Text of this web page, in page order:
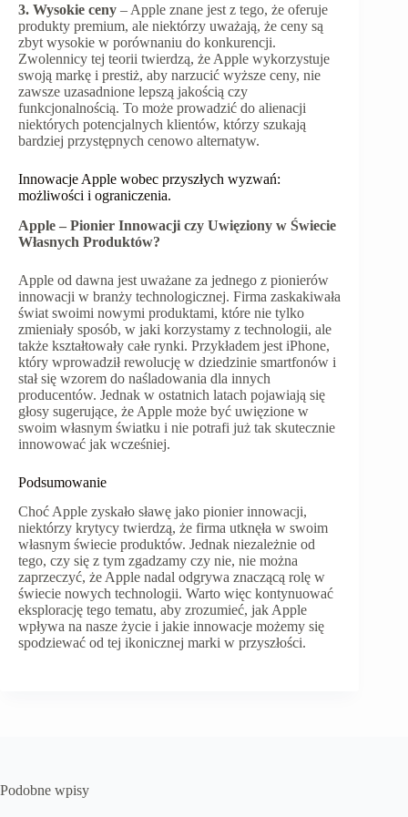
3. Wysokie ceny – Apple znane jest z tego, że oferuje
produkty premium, ale niektórzy uważają, że ceny są
zbyt wysokie w porównaniu do konkurencji.
Zwolennicy tej teorii twierdzą, że Apple wykorzystuje
swoją markę i prestiż, aby narzucić wyższe ceny, nie
zawsze uzasadnione lepszą jakością czy
funkcjonalnością. To może prowadzić do alienacji
niektórych potencjalnych klientów, którzy szukają
bardziej przystępnych cenowo alternatyw.
Innowacje Apple wobec przyszłych wyzwań:
możliwości i ograniczenia.
Apple – Pionier Innowacji czy Uwięziony w Świecie
Własnych Produktów?
Apple od dawna jest uważane za jednego z pionierów
innowacji w branży technologicznej. Firma zaskakiwała
świat swoimi nowymi produktami, które nie tylko
zmieniały sposób, w jaki korzystamy z technologii, ale
także kształtowały całe rynki. Przykładem jest iPhone,
który wprowadził rewolucję w dziedzinie smartfonów i
stał się wzorem do naśladowania dla innych
producentów. Jednak w ostatnich latach pojawiają się
głosy sugerujące, że Apple może być uwięzione w
swoim własnym światku i nie potrafi już tak skutecznie
innowować jak wcześniej.
Podsumowanie
Choć Apple zyskało sławę jako pionier innowacji,
niektórzy krytycy twierdzą, że firma utknęła w swoim
własnym świecie produktów. Jednak niezależnie od
tego, czy się z tym zgadzamy czy nie, nie można
zaprzeczyć, że Apple nadal odgrywa znaczącą rolę w
świecie nowych technologii. Warto więc kontynuować
eksplorację tego tematu, aby zrozumieć, jak Apple
wpływa na nasze życie i jakie innowacje możemy się
spodziewać od tej ikonicznej marki w przyszłości.
Podobne wpisy